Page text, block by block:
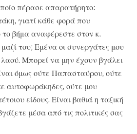
πέρασε απαρατήρητο:
γιατί κάθε φορά που
βήμα αναφέρεστε στον κ.
του; Εμένα οι συνεργάτες μου
Μπορεί να μην έχουν βγάλει
όμως ούτε Παπασταύρου, ούτε
αυτοφωράκηδες, ούτε μου
είδους. Είναι βαθιά η ταξική
μέσα από τις πολιτικές σας